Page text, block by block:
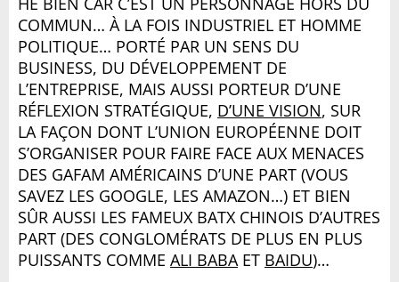
COMMUN… À LA FOIS INDUSTRIEL ET HOMME
POLITIQUE… PORTÉ PAR UN SENS DU
BUSINESS, DU DÉVELOPPEMENT DE
L’ENTREPRISE, MAIS AUSSI PORTEUR D’UNE
RÉFLEXION STRATÉGIQUE, D’UNE VISION, SUR
LA FAÇON DONT L’UNION EUROPÉENNE DOIT
S’ORGANISER POUR FAIRE FACE AUX MENACES
DES GAFAM AMÉRICAINS D’UNE PART (VOUS
SAVEZ LES GOOGLE, LES AMAZON…) ET BIEN
SÛR AUSSI LES FAMEUX BATX CHINOIS D’AUTRES
PART (DES CONGLOMÉRATS DE PLUS EN PLUS
PUISSANTS COMME ALI BABAET BAIDU)…